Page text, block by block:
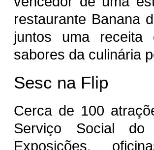
restaurante Banana
juntos uma
sabores da culinária
Sesc na Flip
Cerca de 100
Serviço Social
Exposições,